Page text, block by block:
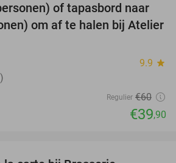
34%
of tapasbord naar
om af te halen bij Atelier
9.9 star
Regulier €60
€39,90